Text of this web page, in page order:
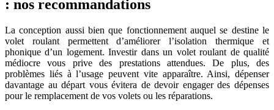
: nos recommandations
La conception aussi bien que fonctionnement auquel se destine le
volet roulant permettent d’améliorer l’isolation thermique et
phonique d’un logement. Investir dans un volet roulant de qualité
médiocre vous prive des prestations attendues. De plus, des
problèmes liés à l’usage peuvent vite apparaître. Ainsi, dépenser
davantage au départ vous évitera de devoir engager des dépenses
pour le remplacement de vos volets ou les réparations.